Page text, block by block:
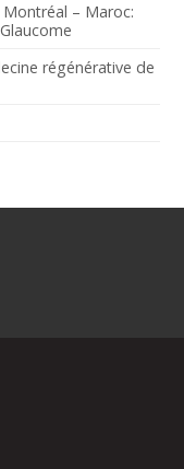
– Maroc:
régénérative de